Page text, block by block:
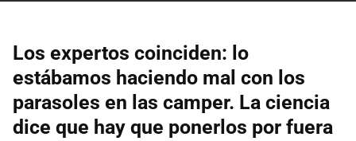
Los expertos coinciden: lo
estábamos haciendo mal con los
parasoles en las camper. La ciencia
dice que hay que ponerlos por fuera